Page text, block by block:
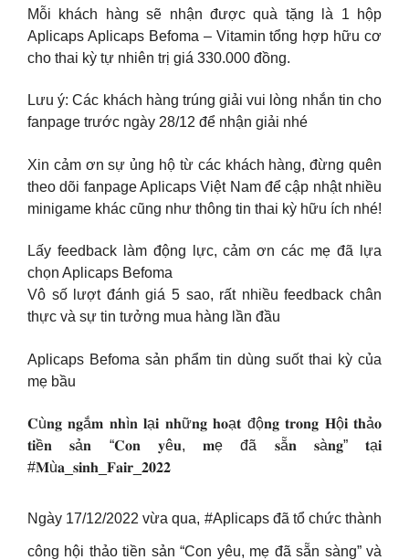
Mỗi khách hàng sẽ nhận được quà tặng là 1 hộp
Aplicaps Aplicaps Befoma – Vitamin tổng hợp hữu cơ
cho thai kỳ tự nhiên trị giá 330.000 đồng.
Lưu ý: Các khách hàng trúng giải vui lòng nhắn tin cho
fanpage trước ngày 28/12 để nhận giải nhé
Xin cảm ơn sự ủng hộ từ các khách hàng, đừng quên
theo dõi fanpage Aplicaps Việt Nam để cập nhật nhiều
minigame khác cũng như thông tin thai kỳ hữu ích nhé!
Lấy feedback làm động lực, cảm ơn các mẹ đã lựa
chọn Aplicaps Befoma
Vô số lượt đánh giá 5 sao, rất nhiều feedback chân
thực và sự tin tưởng mua hàng lần đầu
Aplicaps Befoma sản phẩm tin dùng suốt thai kỳ của
mẹ bầu
𝐂ù𝐧𝐠 𝐧𝐠ắ𝐦 𝐧𝐡ì𝐧 𝐥ạ𝐢 𝐧𝐡ữ𝐧𝐠 𝐡𝐨ạ𝐭 độ𝐧𝐠 𝐭𝐫𝐨𝐧𝐠 𝐇ộ𝐢 𝐭𝐡ả𝐨
𝐭𝐢ề𝐧 𝐬ả𝐧 “𝐂𝐨𝐧 𝐲ê𝐮, 𝐦ẹ đã 𝐬ẵ𝐧 𝐬à𝐧𝐠” 𝐭ạ𝐢
#𝐌ù𝐚_𝐬𝐢𝐧𝐡_𝐅𝐚𝐢𝐫_𝟐𝟎𝟐𝟐
Ngày 17/12/2022 vừa qua, #Aplicaps đã tổ chức thành
công hội thảo tiền sản “Con yêu, mẹ đã sẵn sàng” và